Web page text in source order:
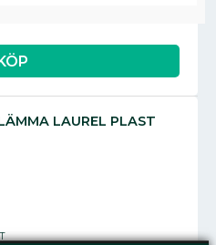
LAUREL PLAST